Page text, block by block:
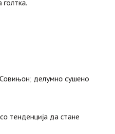
голтка.
делумно сушено
тенденција да стане